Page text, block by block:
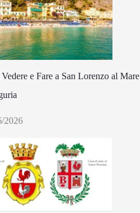
Vedere e Fare a San Lorenzo al Mare
2026